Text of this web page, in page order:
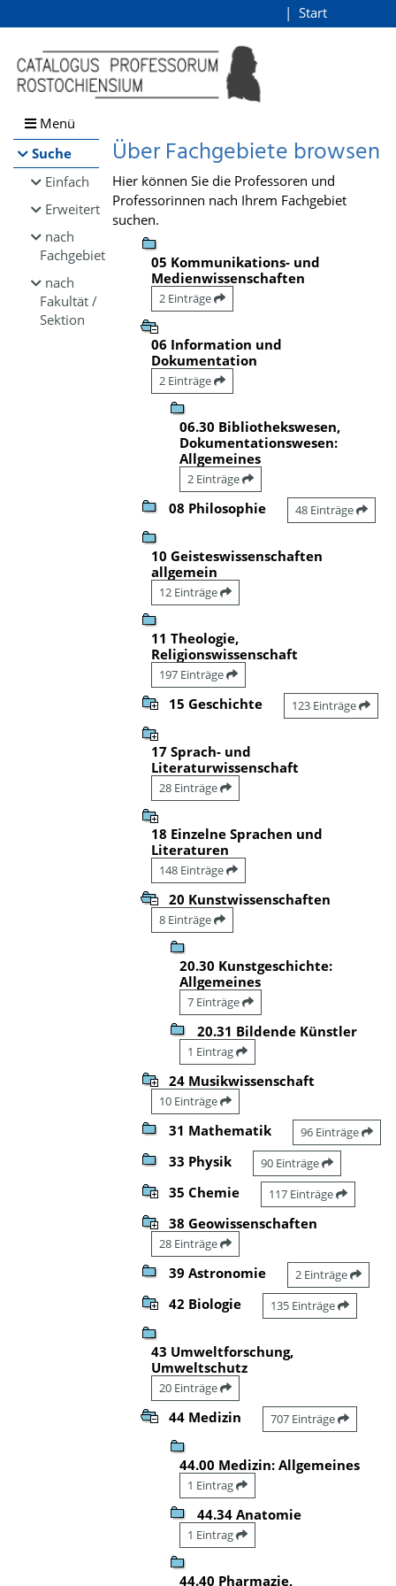
Browsen
direkt zum Inhalt
Start
Menü
Suche
Einfach
Erweitert
nach
Fachgebiet
nach
Fakultät /
Sektion
Über Fachgebiete browsen
Hier können Sie die Professoren und
Professorinnen nach Ihrem Fachgebiet
suchen.
05 Kommunikations- und
Medienwissenschaften
2 Einträge
06 Information und
Dokumentation
2 Einträge
06.30 Bibliothekswesen,
Dokumentationswesen:
Allgemeines
2 Einträge
08 Philosophie 48 Einträge
10 Geisteswissenschaften
allgemein
12 Einträge
11 Theologie,
Religionswissenschaft
197 Einträge
15 Geschichte 123 Einträge
17 Sprach- und
Literaturwissenschaft
28 Einträge
18 Einzelne Sprachen und
Literaturen
148 Einträge
20 Kunstwissenschaften
8 Einträge
20.30 Kunstgeschichte:
Allgemeines
7 Einträge
20.31 Bildende Künstler
1 Eintrag
24 Musikwissenschaft
10 Einträge
31 Mathematik 96 Einträge
33 Physik 90 Einträge
35 Chemie 117 Einträge
38 Geowissenschaften
28 Einträge
39 Astronomie 2 Einträge
42 Biologie 135 Einträge
43 Umweltforschung,
Umweltschutz
20 Einträge
44 Medizin 707 Einträge
44.00 Medizin: Allgemeines
1 Eintrag
44.34 Anatomie
1 Eintrag
44.40 Pharmazie,